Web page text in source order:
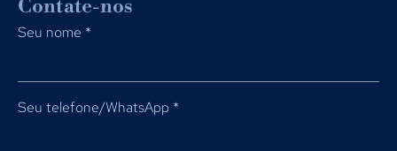
Contate-nos
Seu nome *
Seu telefone/WhatsApp *